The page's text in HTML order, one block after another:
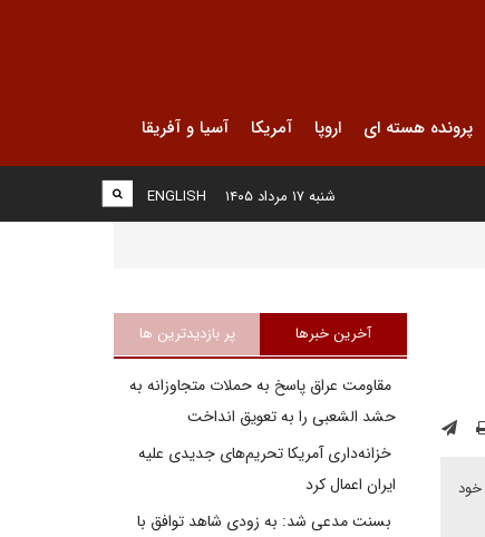
پرونده هسته ای اروپا آمریکا آسیا و آفریقا
ENGLISH شنبه ۱۷ مرداد ۱۴۰۵
خود
آخرین خبرها پر بازدیدترین ها
مقاومت عراق پاسخ به حملات متجاوزانه به
حشد الشعبی را به تعویق انداخت
خزانه‌داری آمریکا تحریم‌های جدیدی علیه
ایران اعمال کرد
بسنت مدعی شد: به زودی شاهد توافق با